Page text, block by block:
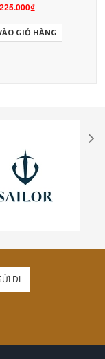
225.000₫
GIỎ HÀNG
ĐI